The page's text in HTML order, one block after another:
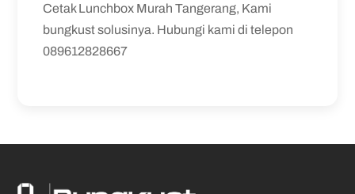
Cetak Lunchbox Murah Tangerang, Kami
bungkust solusinya. Hubungi kami di telepon
089612828667